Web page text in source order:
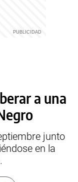
a una
junto
en la